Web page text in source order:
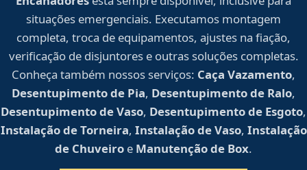
situações emergenciais. Executamos montagem
completa, troca de equipamentos, ajustes na fiação,
verificação de disjuntores e outras soluções completas.
Conheça também nossos serviços: Caça Vazamento,
Desentupimento de Pia, Desentupimento de Ralo,
Desentupimento de Vaso, Desentupimento de Esgoto,
Instalação de Torneira, Instalação de Vaso, Instalação
de Chuveiro e Manutenção de Box.